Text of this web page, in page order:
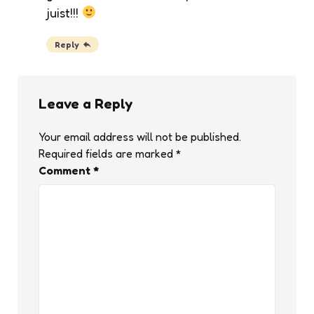
juist!!!
Reply
Leave a Reply
Your email address will not be published.
Required fields are marked *
Comment *